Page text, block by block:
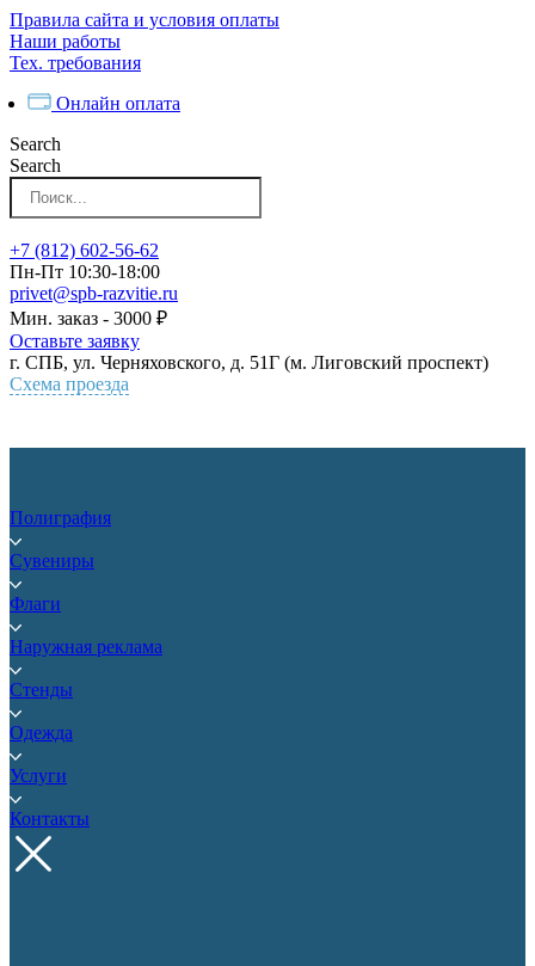
Перейти
к
контенту
Правила сайта и условия оплаты
Наши работы
Тех. требования
Онлайн оплата
Search
Search
+7 (812) 602-56-62
Пн-Пт 10:30-18:00
privet@spb-razvitie.ru
Мин. заказ - 3000 ₽
Оставьте заявку
г. СПБ, ул. Черняховского, д. 51Г (м. Лиговский проспект)
Схема проезда
Полиграфия
Сувениры
Флаги
Наружная реклама
Стенды
Одежда
Услуги
Контакты